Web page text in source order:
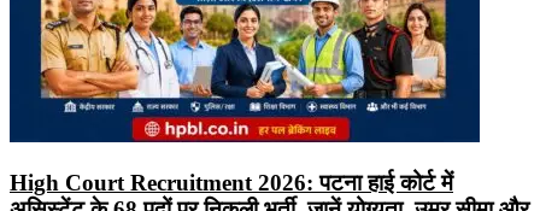
High Court Recruitment 2026: पटना हाई कोर्ट में